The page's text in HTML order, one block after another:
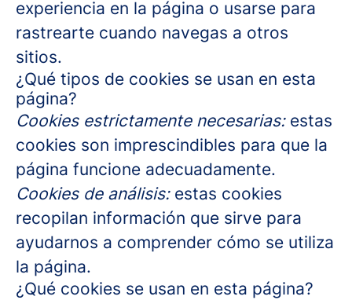
experiencia en la página o usarse para
rastrearte cuando navegas a otros
sitios.
¿Qué tipos de cookies se usan en esta
página?
Cookies estrictamente necesarias:estas
cookies son imprescindibles para que la
página funcione adecuadamente.
Cookies de análisis:estas cookies
recopilan información que sirve para
ayudarnos a comprender cómo se utiliza
la página.
¿Qué cookies se usan en esta página?